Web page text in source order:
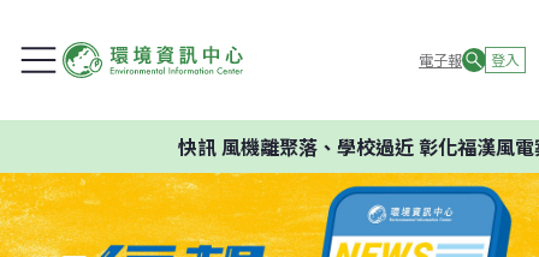
電子報 登入
快訊風機離聚落、學校過近 彰化福漢風電